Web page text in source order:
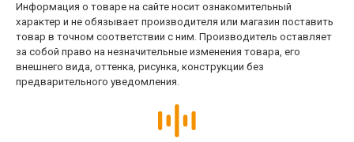
Информация о товаре на сайте носит ознакомительный
характер и не обязывает производителя или магазин поставить
товар в точном соответствии с ним. Производитель оставляет
за собой право на незначительные изменения товара, его
внешнего вида, оттенка, рисунка, конструкции без
предварительного уведомления.